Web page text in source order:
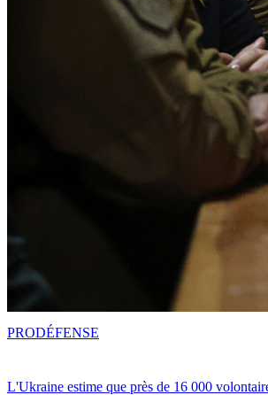
L'Ukraine estime que près de 16 000
PRODÉFENSE